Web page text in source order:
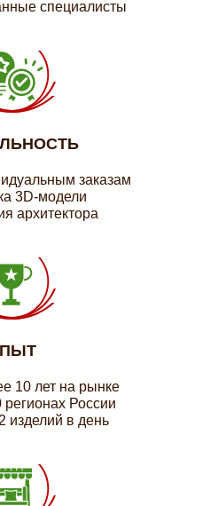
специалисты
заказам
3D-модели
архитектора
10 лет на рынке
России
изделий в день